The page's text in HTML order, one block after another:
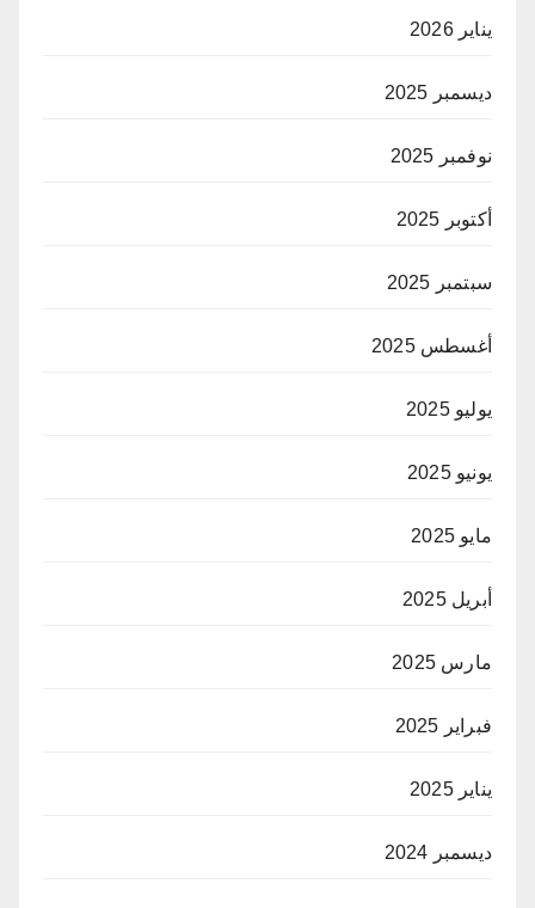
يناير 2026
ديسمبر 2025
نوفمبر 2025
أكتوبر 2025
سبتمبر 2025
أغسطس 2025
يوليو 2025
يونيو 2025
مايو 2025
أبريل 2025
مارس 2025
فبراير 2025
يناير 2025
ديسمبر 2024